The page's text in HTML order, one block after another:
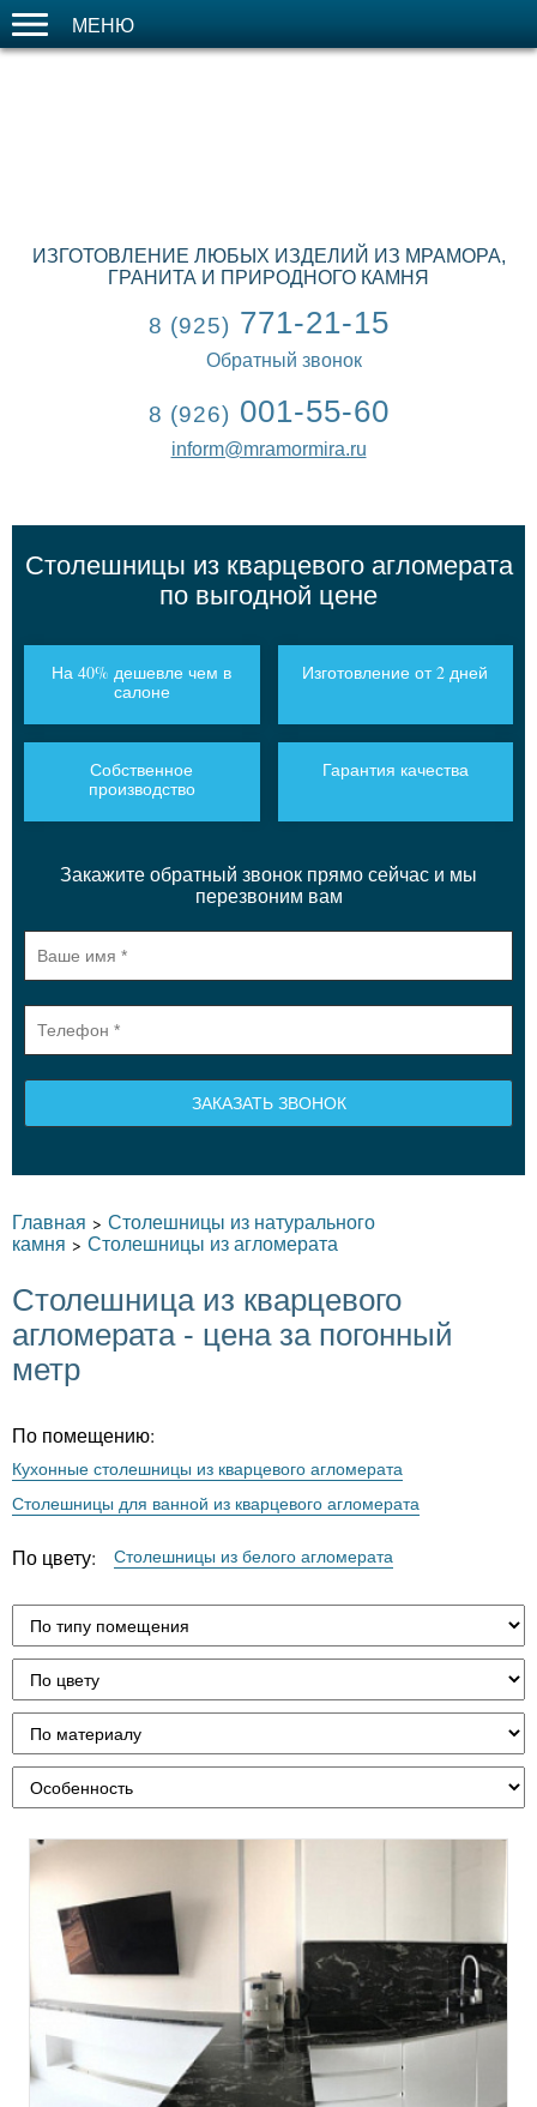
МЕНЮ
ИЗГОТОВЛЕНИЕ ЛЮБЫХ ИЗДЕЛИЙ ИЗ МРАМОРА,
ГРАНИТА И ПРИРОДНОГО КАМНЯ
8 (925) 771-21-15
Обратный звонок
8 (926) 001-55-60
inform@mramormira.ru
Столешницы из кварцевого агломерата
по выгодной цене
На 40% дешевле чем в
салоне
Изготовление от 2 дней
Собственное
производство
Гарантия качества
Закажите обратный звонок прямо сейчас и мы
перезвоним вам
ЗАКАЗАТЬ ЗВОНОК
Главная > Столешницы из натурального
камня > Столешницы из агломерата
Столешница из кварцевого
агломерата - цена за погонный
метр
По помещению:
Кухонные столешницы из кварцевого агломерата
Столешницы для ванной из кварцевого агломерата
По цвету: Столешницы из белого агломерата